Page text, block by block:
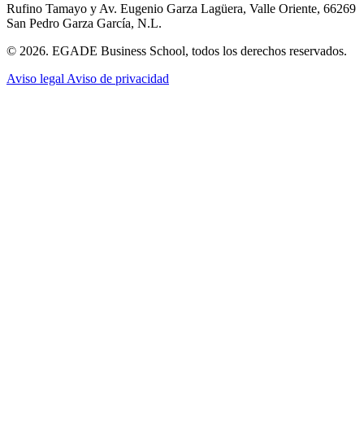
Rufino Tamayo y Av. Eugenio Garza Lagüera, Valle Oriente, 66269
San Pedro Garza García, N.L.
© 2026. EGADE Business School, todos los derechos reservados.
Aviso legal Aviso de privacidad